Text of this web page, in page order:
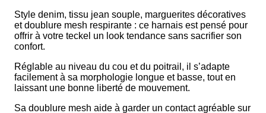
Style denim, tissu jean souple, marguerites décoratives
et doublure mesh respirante : ce harnais est pensé pour
offrir à votre teckel un look tendance sans sacrifier son
confort.
Réglable au niveau du cou et du poitrail, il s’adapte
facilement à sa morphologie longue et basse, tout en
laissant une bonne liberté de mouvement.
Sa doublure mesh aide à garder un contact agréable sur